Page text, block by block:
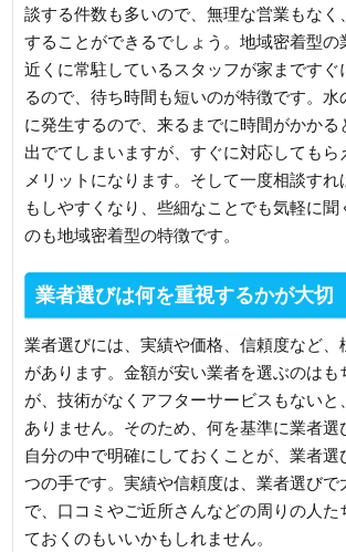
談する件数も多いので、無理な営業もなく
することができるでしょう。地域密着型の
近くに常駐しているスタッフが家まですぐ
るので、待ち時間も短いのが特徴です。水
に発生するので、来るまでに時間がかかる
出でてしまいますが、すぐに対応してもら
メリットになります。そして一度相談すれ
もしやすくなり、些細なことでも気軽に聞
のも地域密着型の特徴です。
業者選びは何を重視するかが大切
業者選びには、実績や価格、信頼度など、
があります。金額が安い業者を選ぶのはも
が、技術がなくアフターサービスもないと
ありません。そのため、何を基準に業者選
自分の中で明確にしておくことが、業者選
つの手です。実績や信頼度は、業者選びで
で、口コミやご近所さんなどの周りの人た
ておくのもいいかもしれません。